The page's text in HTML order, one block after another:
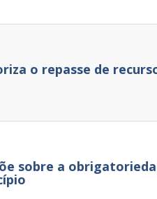
o repasse de
sobre a